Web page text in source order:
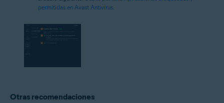
permitidas en Avast Antivirus.
Otras recomendaciones